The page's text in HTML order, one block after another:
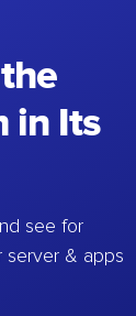
in Its
see for
server & apps